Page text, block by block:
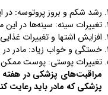
رشد شکم و بروز پروتوسه:
تغییرات سینه: سینه‌ها در
افزایش اشتها و تغییرات
خستگی و خواب زیاد: مادر
تغییرات پوستی: پوست ممکن
مراقبت‌های پزشکی در هفته
پزشکی که مادر باید رعایت